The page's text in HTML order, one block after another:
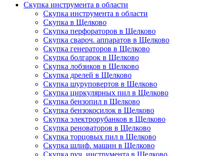
Скупка инструмента в области
Скупка инструмента в области
Скупка в Щелково
Скупка перфораторов в Щелково
Скупка свароч. аппаратов в Щелково
Скупка генераторов в Щелково
Скупка болгарок в Щелково
Скупка лобзиков в Щелково
Скупка дрелей в Щелково
Скупка шуруповертов в Щелково
Скупка циркулярных пил в Щелково
Скупка бензопил в Щелково
Скупка бензокосилок в Щелково
Скупка электрорубанков в Щелково
Скупка реноваторов в Щелково
Скупка торцовых пил в Щелково
Скупка шлиф. машин в Щелково
Скупка руч. инструмента в Щелково